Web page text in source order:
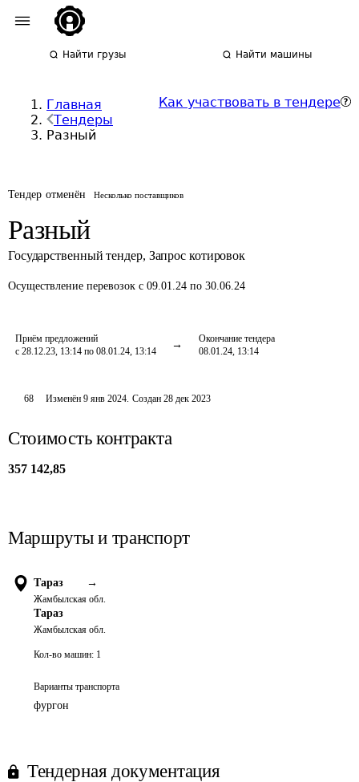
Найти грузы Найти машины
Главная
Тендеры
Разный
Как участвовать в тендере
Тендер отменён Несколько поставщиков
Разный
Государственный тендер, Запрос котировок
Осуществление перевозок с 09.01.24 по 30.06.24
Приём предложений
с 28.12.23, 13:14 по 08.01.24, 13:14
Окончание тендера
08.01.24, 13:14
68 Изменён9 янв 2024. Создан 28 дек 2023
Стоимость контракта
357 142,85
Маршруты и транспорт
Тараз →
Жамбылская обл.
Тараз
Жамбылская обл.
Кол-во машин: 1
Варианты транспорта
фургон
Тендерная документация